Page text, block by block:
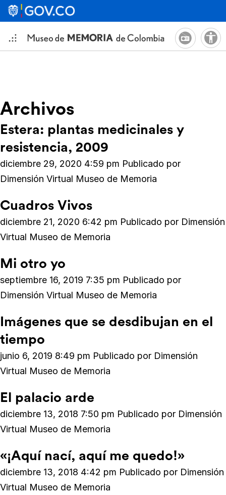
Archivos
Estera: plantas medicinales y
resistencia, 2009
diciembre 29, 2020 4:59 pm Publicado por
Dimensión Virtual Museo de Memoria
Cuadros Vivos
diciembre 21, 2020 6:42 pm Publicado por Dimensión
Virtual Museo de Memoria
Mi otro yo
septiembre 16, 2019 7:35 pm Publicado por
Dimensión Virtual Museo de Memoria
Imágenes que se desdibujan en el
tiempo
junio 6, 2019 8:49 pm Publicado por Dimensión
Virtual Museo de Memoria
El palacio arde
diciembre 13, 2018 7:50 pm Publicado por Dimensión
Virtual Museo de Memoria
«¡Aquí nací, aquí me quedo!»
diciembre 13, 2018 4:42 pm Publicado por Dimensión
Virtual Museo de Memoria